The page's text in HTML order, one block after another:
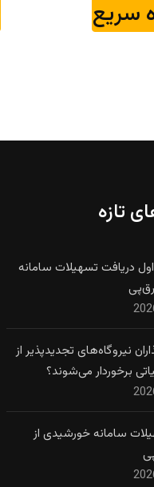
سریع
تازه
دریافت تسهیلات سامانه
نیروگاه‌های تجدیدپذیر از
برخوردار می‌شوند؟
سامانه خورشیدی از